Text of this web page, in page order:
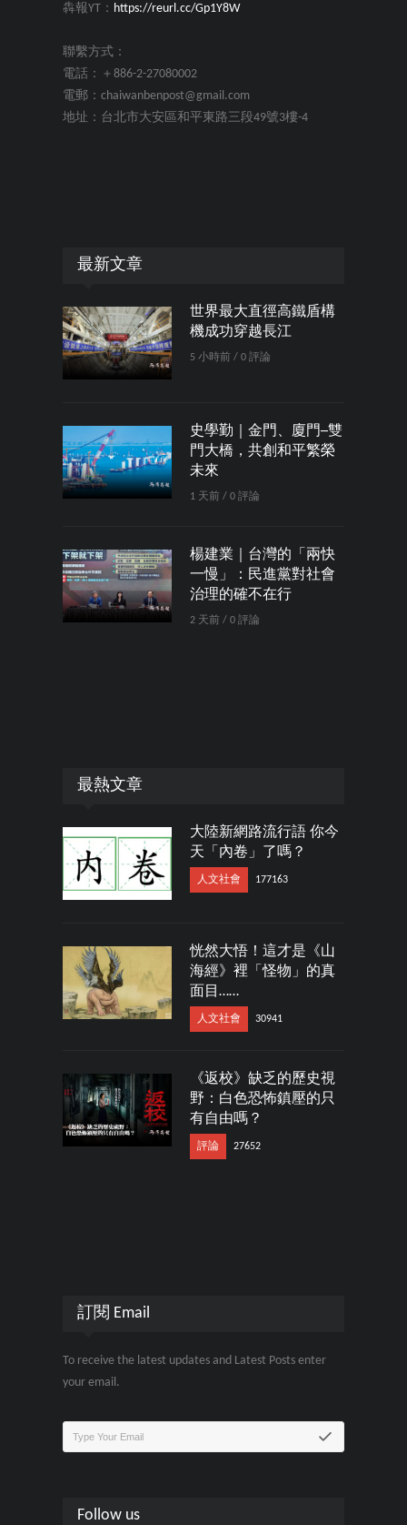
犇報YT： https://reurl.cc/Gp1Y8W
聯繫方式：
電話：＋886-2-27080002
電郵：chaiwanbenpost@gmail.com
地址：台北市大安區和平東路三段49號3樓-4
最新文章
世界最大直徑高鐵盾構
機成功穿越長江
5 小時前 / 0 評論
史學勤｜金門、廈門─雙
門大橋，共創和平繁榮
未來
1 天前 / 0 評論
楊建業｜台灣的「兩快
一慢」：民進黨對社會
治理的確不在行
2 天前 / 0 評論
最熱文章
大陸新網路流行語 你今
天「內卷」了嗎？
人文社會 177163
恍然大悟！這才是《山
海經》裡「怪物」的真
面目……
人文社會 30941
《返校》缺乏的歷史視
野：白色恐怖鎮壓的只
有自由嗎？
評論 27652
訂閱 Email
To receive the latest updates and Latest Posts enter
your email.
Follow us